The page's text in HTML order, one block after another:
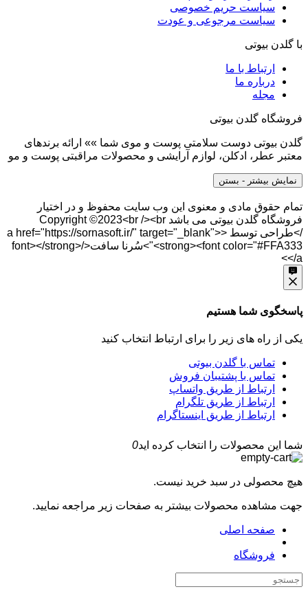
سیاست حریم خصوصی
سیاست مرجوعی و عودت
با گلدن بیوتی
ارتباط با ما
درباره ما
مجله
فروشگاه گلدن بیوتی
گلدن بیوتی دوست سلامتی پوست و موی شما »» ارائه برندهای
معتبر عطر، ادکلن، لوازم آرایشی و محصولات مراقبتی پوست و مو
نمایش بیشتر - بستن
تمام حقوق مادی و معنوی این وب سایت محفوظ و در اختیار
فروشگاه گلدن بیوتی می باشد Copyright ©2023<br /><br
/>طراحی توسط <a href="https://sornasoft.ir/" target="_blank">
<strong><font color="#FFA333">سُرنا سافت</font></strong>
</a>
پاسخگوی شما هستیم
یکی از راه های زیر را برای ارتباط انتخاب کنید
تماس با گلدن بیوتی
تماس با پشتیبان فروش
ارتباط از طریق واتساپ
ارتباط از طریق تلگرام
ارتباط از طریق اینستاگرام
شما این محصولات را انتخاب کرده اید0
هیچ محصولی در سبد خرید نیست.
جهت مشاهده محصولات بیشتر به صفحات زیر مراجعه نمایید.
صفحه اصلی
فروشگاه